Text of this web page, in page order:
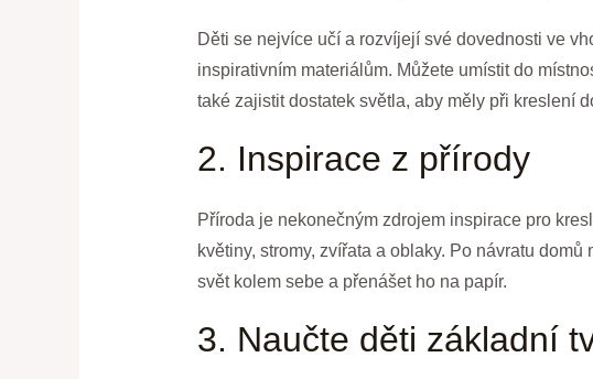
Děti se nejvíce učí a rozvíjejí své dovednosti ve
inspirativním materiálům. Můžete umístit do
také zajistit dostatek světla, aby měly při kreslení
2. Inspirace z přírody
Příroda je nekonečným zdrojem inspirace pro
květiny, stromy, zvířata a oblaky. Po návratu
svět kolem sebe a přenášet ho na papír.
3. Naučte děti základní